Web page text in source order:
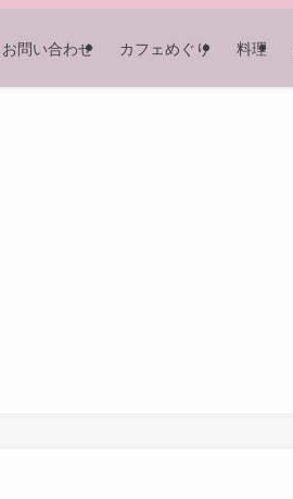
お問い合わせ カフェめぐり 料理